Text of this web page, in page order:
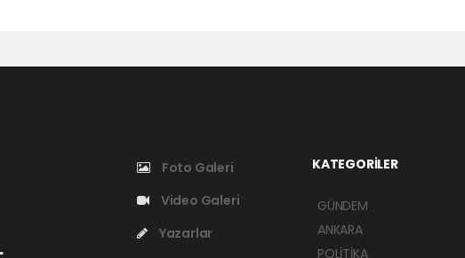
Foto Galeri
Video Galeri
Yazarlar
KATEGORİLER
GÜNDEM
ANKARA
POLİTİKA